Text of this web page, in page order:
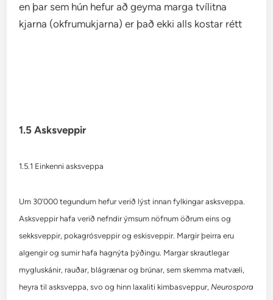
en þar sem hún hefur að geyma marga tvílitna
kjarna (okfrumukjarna) er það ekki alls kostar rétt
1.5 Asksveppir
1.5.1 Einkenni asksveppa
Um 30’000 tegundum hefur verið lýst innan fylkingar asksveppa.
Asksveppir hafa verið nefndir ýmsum nöfnum öðrum eins og
sekksveppir, pokagrósveppir og eskisveppir. Margir þeirra eru
algengir og sumir hafa hagnýta þýðingu. Margar skrautlegar
mygluskánir, rauðar, blágrænar og brúnar, sem skemma matvæli,
heyra til asksveppa, svo og hinn laxaliti kimbasveppur,Neurospora